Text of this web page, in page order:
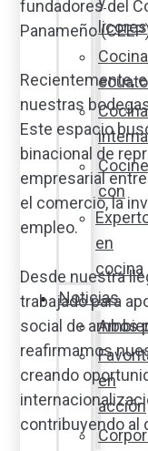
licores
Cocina
Cocina
Cocine
con
en
cocina
Noticias
en
acción
fundadores del
Panameño
Recientemente,
nuestras
Este espacio
binacional de
empresarial
el comercio, la
empleo.
Desde nuestra
trabajado para
social de ambos
reafirmamos
creando
contribuyendo al